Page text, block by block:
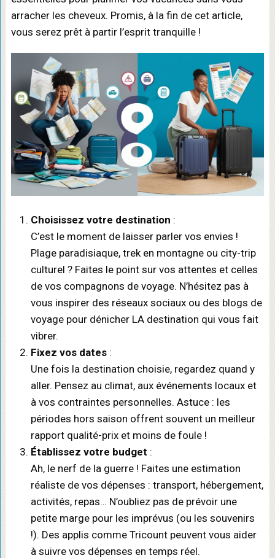
arracher les cheveux. Promis, à la fin de cet article,
vous serez prêt à partir l’esprit tranquille !
Choisissez votre destination :
C’est le moment de laisser parler vos envies !
Plage paradisiaque, trek en montagne ou city-trip
culturel ? Faites le point sur vos attentes et celles
de vos compagnons de voyage. N’hésitez pas à
vous inspirer des réseaux sociaux ou des blogs de
voyage pour dénicher LA destination qui vous fait
vibrer.
Fixez vos dates:
Une fois la destination choisie, regardez quand y
aller. Pensez au climat, aux événements locaux et
à vos contraintes personnelles. Astuce : les
périodes hors saison offrent souvent un meilleur
rapport qualité-prix et moins de foule !
Établissez votre budget :
Ah, le nerf de la guerre ! Faites une estimation
réaliste de vos dépenses : transport, hébergement,
activités, repas… N’oubliez pas de prévoir une
petite marge pour les imprévus (ou les souvenirs
!). Des applis comme Tricount peuvent vous aider
à suivre vos dépenses en temps réel.